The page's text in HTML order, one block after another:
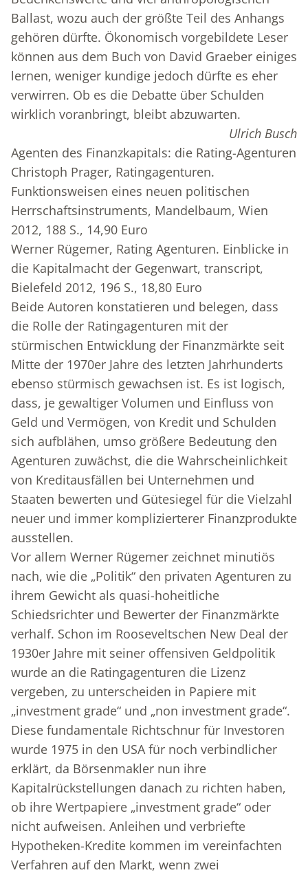
Ballast, wozu auch der größte Teil des Anhangs
gehören dürfte. Ökonomisch vorgebildete Leser
können aus dem Buch von David Graeber einiges
lernen, weniger kundige jedoch dürfte es eher
verwirren. Ob es die Debatte über Schulden
wirklich voranbringt, bleibt abzuwarten.
Ulrich Busch
Agenten des Finanzkapitals: die Rating-Agenturen
Christoph Prager, Ratingagenturen.
Funktionsweisen eines neuen politischen
Herrschaftsinstruments, Mandelbaum, Wien
2012, 188 S., 14,90 Euro
Werner Rügemer, Rating Agenturen. Einblicke in
die Kapitalmacht der Gegenwart, transcript,
Bielefeld 2012, 196 S., 18,80 Euro
Beide Autoren konstatieren und belegen, dass
die Rolle der Ratingagenturen mit der
stürmischen Entwicklung der Finanzmärkte seit
Mitte der 1970er Jahre des letzten Jahrhunderts
ebenso stürmisch gewachsen ist. Es ist logisch,
dass, je gewaltiger Volumen und Einfluss von
Geld und Vermögen, von Kredit und Schulden
sich aufblähen, umso größere Bedeutung den
Agenturen zuwächst, die die Wahrscheinlichkeit
von Kreditausfällen bei Unternehmen und
Staaten bewerten und Gütesiegel für die Vielzahl
neuer und immer komplizierterer Finanzprodukte
ausstellen.
Vor allem Werner Rügemer zeichnet minutiös
nach, wie die „Politik“ den privaten Agenturen zu
ihrem Gewicht als quasi-hoheitliche
Schiedsrichter und Bewerter der Finanzmärkte
verhalf. Schon im Rooseveltschen New Deal der
1930er Jahre mit seiner offensiven Geldpolitik
wurde an die Ratingagenturen die Lizenz
vergeben, zu unterscheiden in Papiere mit
„investment grade“ und „non investment grade“.
Diese fundamentale Richtschnur für Investoren
wurde 1975 in den USA für noch verbindlicher
erklärt, da Börsenmakler nun ihre
Kapitalrückstellungen danach zu richten haben,
ob ihre Wertpapiere „investment grade“ oder
nicht aufweisen. Anleihen und verbriefte
Hypotheken-Kredite kommen im vereinfachten
Verfahren auf den Markt, wenn zwei